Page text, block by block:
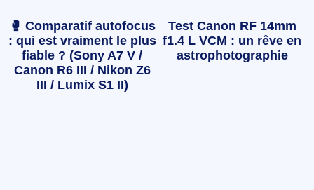
🥊 Comparatif autofocus
: qui est vraiment le plus
fiable ? (Sony A7 V /
Canon R6 III / Nikon Z6
III / Lumix S1 II)
Test Canon RF 14mm
f1.4 L VCM : un rêve en
astrophotographie